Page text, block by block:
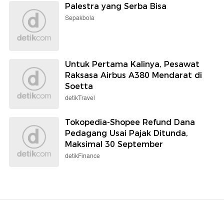
Palestra yang Serba Bisa
Sepakbola
Untuk Pertama Kalinya, Pesawat
Raksasa Airbus A380 Mendarat di
Soetta
detikTravel
Tokopedia-Shopee Refund Dana
Pedagang Usai Pajak Ditunda,
Maksimal 30 September
detikFinance